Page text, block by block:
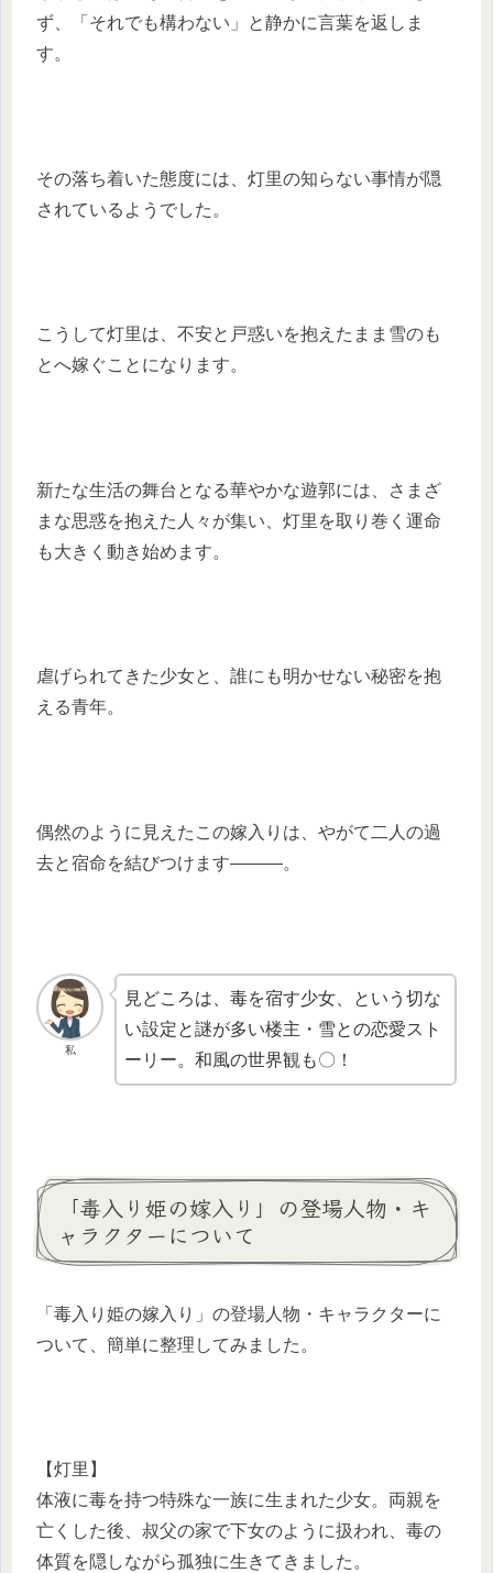
ず、「それでも構わない」と静かに言葉を返しま
す。
その落ち着いた態度には、灯里の知らない事情が隠
されているようでした。
こうして灯里は、不安と戸惑いを抱えたまま雪のも
とへ嫁ぐことになります。
新たな生活の舞台となる華やかな遊郭には、さまざ
まな思惑を抱えた人々が集い、灯里を取り巻く運命
も大きく動き始めます。
虐げられてきた少女と、誰にも明かせない秘密を抱
える青年。
偶然のように見えたこの嫁入りは、やがて二人の過
去と宿命を結びつけます―――。
私
見どころは、毒を宿す少女、という切な
い設定と謎が多い楼主・雪との恋愛スト
ーリー。和風の世界観も〇！
「毒入り姫の嫁入り」の登場人物・キ
ャラクターについて
「毒入り姫の嫁入り」の登場人物・キャラクターに
ついて、簡単に整理してみました。
【灯里】
体液に毒を持つ特殊な一族に生まれた少女。両親を
亡くした後、叔父の家で下女のように扱われ、毒の
体質を隠しながら孤独に生きてきました。